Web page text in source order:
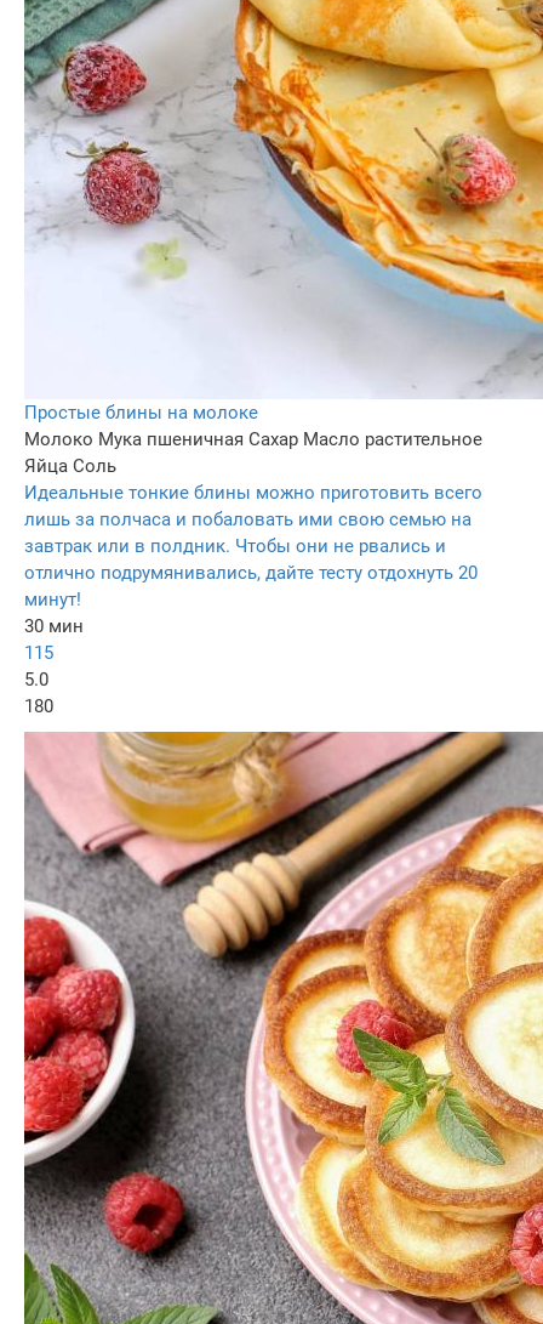
Простые блины на молоке
Молоко Мука пшеничная Сахар Масло растительное
Яйца Соль
Идеальные тонкие блины можно приготовить всего
лишь за полчаса и побаловать ими свою семью на
завтрак или в полдник. Чтобы они не рвались и
отлично подрумянивались, дайте тесту отдохнуть 20
минут!
30 мин
115
5.0
180